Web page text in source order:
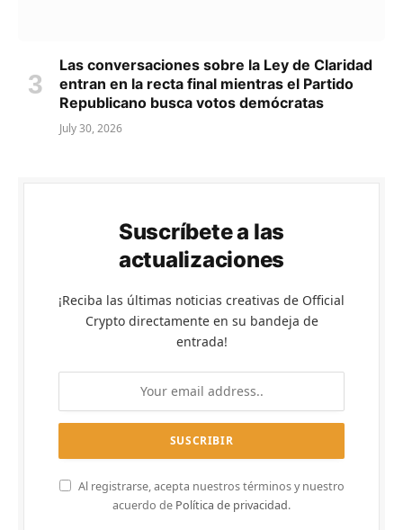
Las conversaciones sobre la Ley de Claridad
entran en la recta final mientras el Partido
Republicano busca votos demócratas
July 30, 2026
Suscríbete a las
actualizaciones
¡Reciba las últimas noticias creativas de Official
Crypto directamente en su bandeja de
entrada!
Al registrarse, acepta nuestros términos y nuestro
acuerdo de Política de privacidad.